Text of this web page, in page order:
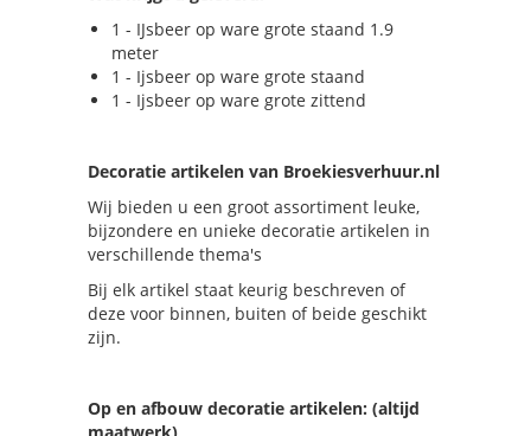
1 - IJsbeer op ware grote staand 1.9
meter
1 - Ijsbeer op ware grote staand
1 - Ijsbeer op ware grote zittend
Decoratie artikelen van Broekiesverhuur.nl
Wij bieden u een groot assortiment leuke,
bijzondere en unieke decoratie artikelen in
verschillende thema's
Bij elk artikel staat keurig beschreven of
deze voor binnen, buiten of beide geschikt
zijn.
Op en afbouw decoratie artikelen: (altijd
maatwerk)